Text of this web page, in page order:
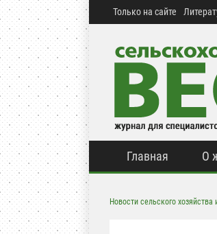
Только на сайте
Главная О
Новости сельского